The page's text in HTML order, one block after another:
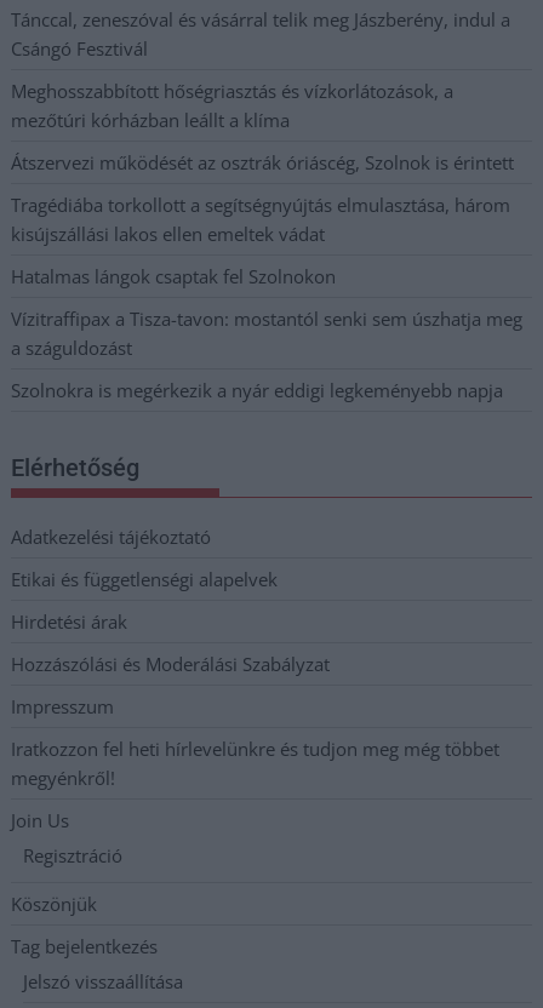
Tánccal, zeneszóval és vásárral telik meg Jászberény, indul a
Csángó Fesztivál
Meghosszabbított hőségriasztás és vízkorlátozások, a
mezőtúri kórházban leállt a klíma
Átszervezi működését az osztrák óriáscég, Szolnok is érintett
Tragédiába torkollott a segítségnyújtás elmulasztása, három
kisújszállási lakos ellen emeltek vádat
Hatalmas lángok csaptak fel Szolnokon
Vízitraffipax a Tisza-tavon: mostantól senki sem úszhatja meg
a száguldozást
Szolnokra is megérkezik a nyár eddigi legkeményebb napja
Elérhetőség
Adatkezelési tájékoztató
Etikai és függetlenségi alapelvek
Hirdetési árak
Hozzászólási és Moderálási Szabályzat
Impresszum
Iratkozzon fel heti hírlevelünkre és tudjon meg még többet
megyénkről!
Join Us
Regisztráció
Köszönjük
Tag bejelentkezés
Jelszó visszaállítása